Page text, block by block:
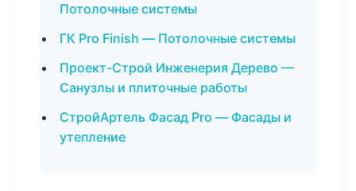
Потолочные системы
ГК Pro Finish — Потолочные системы
Проект-Строй Инженерия Дерево —
Санузлы и плиточные работы
СтройАртель Фасад Pro — Фасады и
утепление